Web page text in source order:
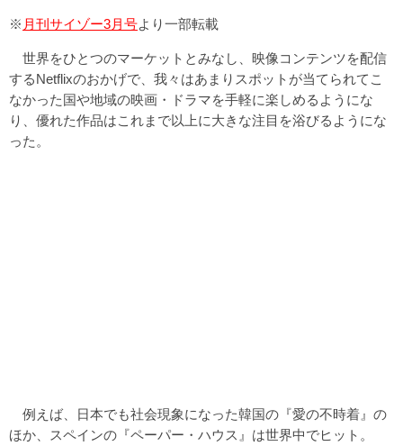
※ 月刊サイゾー3月号より一部転載
世界をひとつのマーケットとみなし、映像コンテンツを配信
するNetflixのおかげで、我々はあまりスポットが当てられてこ
なかった国や地域の映画・ドラマを手軽に楽しめるようにな
り、優れた作品はこれまで以上に大きな注目を浴びるようにな
った。
例えば、日本でも社会現象になった韓国の『愛の不時着』の
ほか、スペインの『ペーパー・ハウス』は世界中でヒット。